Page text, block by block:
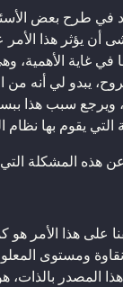
في طرح بعض
أن يؤثر هذا
في غاية الأهمية،
يبدو لي أنه
ويرجع سبب هذا
يقوم بها نظام
هذه المشكلة التي
على هذا الأمر
ومستوى
المصدر بالذات،